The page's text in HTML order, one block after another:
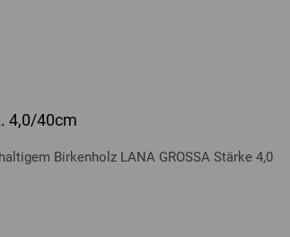
4,0/40cm
Birkenholz LANA GROSSA Stärke 4,0